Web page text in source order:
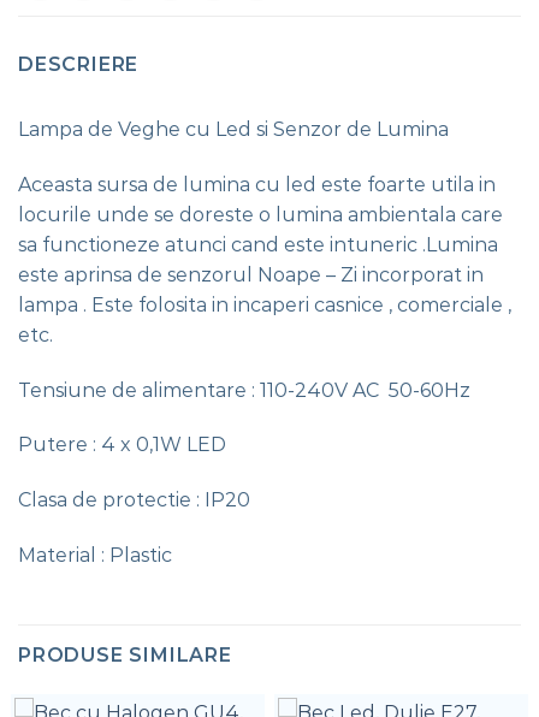
DESCRIERE
Lampa de Veghe cu Led si Senzor de Lumina
Aceasta sursa de lumina cu led este foarte utila in
locurile unde se doreste o lumina ambientala care
sa functioneze atunci cand este intuneric .Lumina
este aprinsa de senzorul Noape – Zi incorporat in
lampa . Este folosita in incaperi casnice , comerciale ,
etc.
Tensiune de alimentare : 110-240V AC 50-60Hz
Putere : 4 x 0,1W LED
Clasa de protectie : IP20
Material : Plastic
PRODUSE SIMILARE